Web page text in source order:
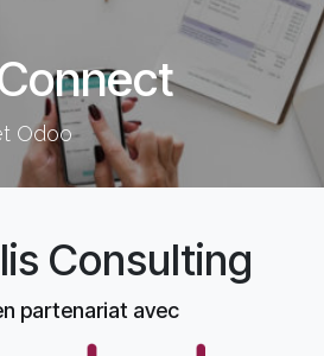
Odoo
Consulting
partenariat avec